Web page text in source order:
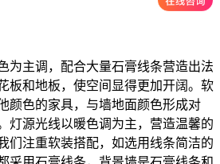
为主调，配合大量石膏线条营造出法
板和地板，使空间显得更加开阔。软
颜色的家具，与墙地面颜色形成对
灯源光线以暖色调为主，营造温馨的
们注重软装搭配，如选用线条简洁的